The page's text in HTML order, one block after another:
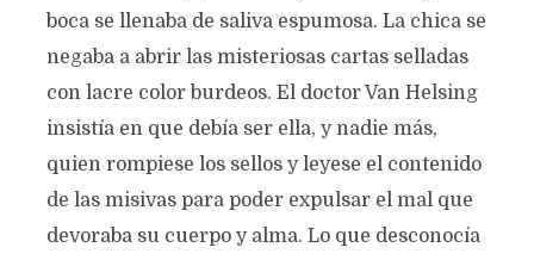
boca se llenaba de saliva espumosa. La chica se
negaba a abrir las misteriosas cartas selladas
con lacre color burdeos. El doctor Van Helsing
insistía en que debía ser ella, y nadie más,
quien rompiese los sellos y leyese el contenido
de las misivas para poder expulsar el mal que
devoraba su cuerpo y alma. Lo que desconocía